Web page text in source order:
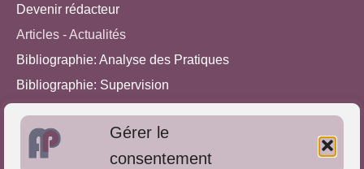
Gérer le
consentement
Devenir rédacteur
Articles - Actualités
Bibliographie: Analyse des Pratiques
Bibliographie: Supervision
Approches de l'Analyse des pratiques